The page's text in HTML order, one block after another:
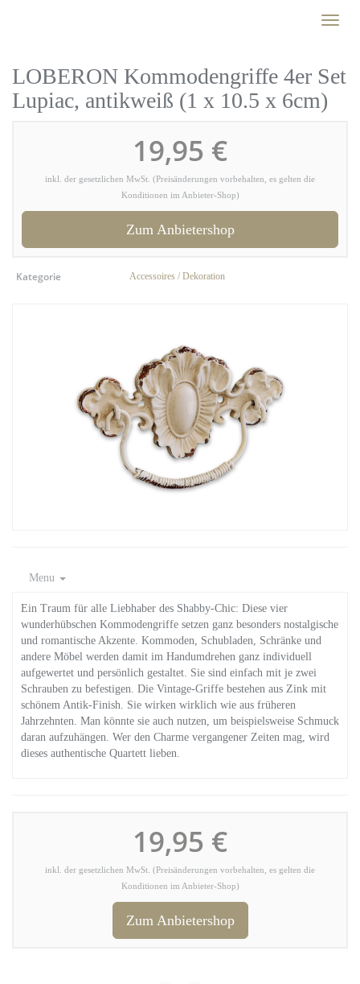
Toggle
LOBERON Kommodengriffe 4er Set
Lupiac, antikweiß (1 x 10.5 x 6cm)
19,95 €
inkl. der gesetzlichen MwSt. (Preisänderungen vorbehalten, es gelten die
Konditionen im Anbieter-Shop)
Zum Anbietershop
Kategorie Accessoires / Dekoration
Menu
Ein Traum für alle Liebhaber des Shabby-Chic: Diese vier
wunderhübschen Kommodengriffe setzen ganz besonders nostalgische
und romantische Akzente. Kommoden, Schubladen, Schränke und
andere Möbel werden damit im Handumdrehen ganz individuell
aufgewertet und persönlich gestaltet. Sie sind einfach mit je zwei
Schrauben zu befestigen. Die Vintage-Griffe bestehen aus Zink mit
schönem Antik-Finish. Sie wirken wirklich wie aus früheren
Jahrzehnten. Man könnte sie auch nutzen, um beispielsweise Schmuck
daran aufzuhängen. Wer den Charme vergangener Zeiten mag, wird
dieses authentische Quartett lieben.
19,95 €
inkl. der gesetzlichen MwSt. (Preisänderungen vorbehalten, es gelten die
Konditionen im Anbieter-Shop)
Zum Anbietershop